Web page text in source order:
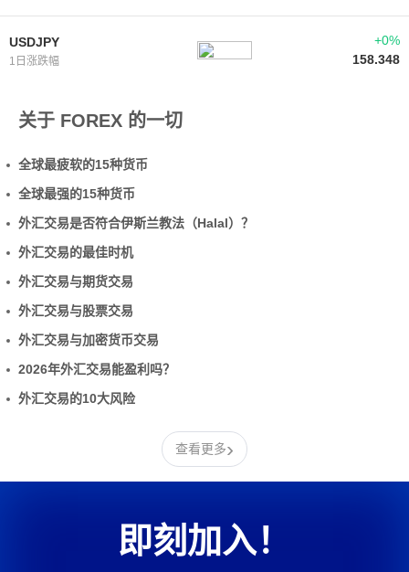
USDJPY
1日涨跌幅
+0%
158.348
关于 FOREX 的一切
全球最疲软的15种货币
全球最强的15种货币
外汇交易是否符合伊斯兰教法（Halal）？
外汇交易的最佳时机
外汇交易与期货交易
外汇交易与股票交易
外汇交易与加密货币交易
2026年外汇交易能盈利吗？
外汇交易的10大风险
查看更多›
即刻加入！